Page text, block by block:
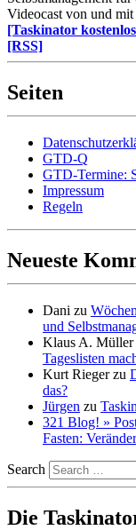
Videocast von und
[Taskinator
[RSS]
Seiten
GTD-Q
GTD-Termine:
Impressum
Regeln
Neueste
Dani zu
und
Klaus A. Müller
Tageslisten
Kurt Riegerzu
das?
Jürgen zu
321 Blog! »
Fasten:
Search
Die